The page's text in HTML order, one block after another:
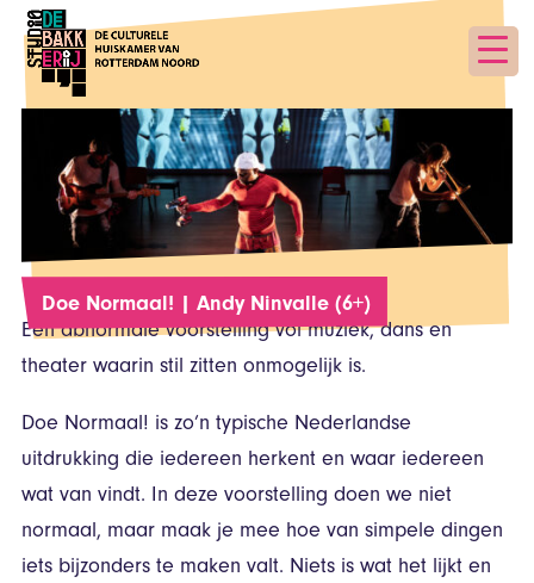
Doe Normaal! | Andy Ninvalle (6+)
Een abnormale voorstelling vol muziek, dans en
theater waarin stil zitten onmogelijk is.
Doe Normaal! is zo’n typische Nederlandse
uitdrukking die iedereen herkent en waar iedereen
wat van vindt. In deze voorstelling doen we niet
normaal, maar maak je mee hoe van simpele dingen
iets bijzonders te maken valt. Niets is wat het lijkt en